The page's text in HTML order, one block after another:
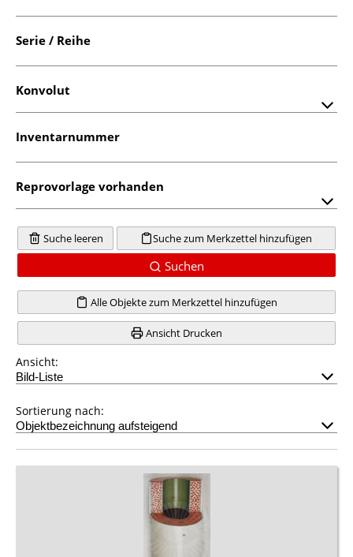
Serie / Reihe
Konvolut
Inventarnummer
Reprovorlage vorhanden
Suche leeren Suche zum Merkzettel hinzufügen
Suchen
Alle Objekte zum Merkzettel hinzufügen
Ansicht Drucken
Ansicht:
Sortierung nach: